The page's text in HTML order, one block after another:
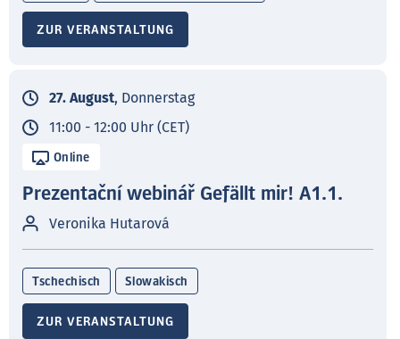
ZUR VERANSTALTUNG
27. August, Donnerstag
11:00 - 12:00 Uhr (CET)
Online
Prezentační webinář Gefällt mir! A1.1.
Veronika Hutarová
Tschechisch Slowakisch
ZUR VERANSTALTUNG